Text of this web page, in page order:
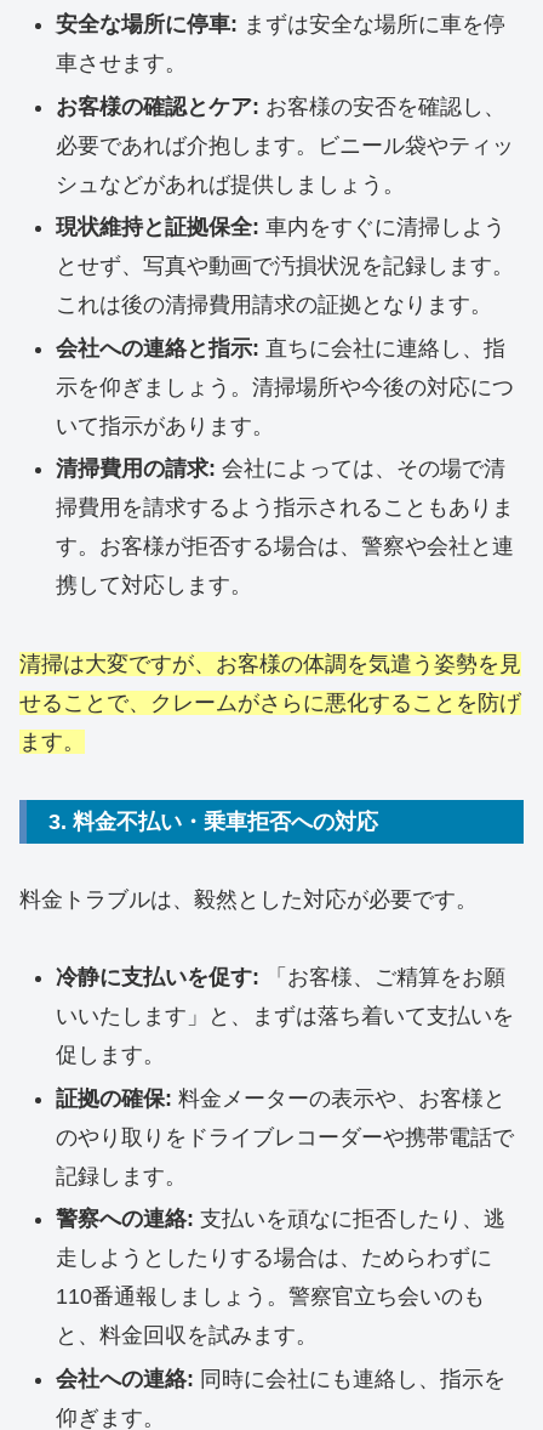
安全な場所に停車: まずは安全な場所に車を停
車させます。
お客様の確認とケア: お客様の安否を確認し、
必要であれば介抱します。ビニール袋やティッ
シュなどがあれば提供しましょう。
現状維持と証拠保全: 車内をすぐに清掃しよう
とせず、写真や動画で汚損状況を記録します。
これは後の清掃費用請求の証拠となります。
会社への連絡と指示: 直ちに会社に連絡し、指
示を仰ぎましょう。清掃場所や今後の対応につ
いて指示があります。
清掃費用の請求: 会社によっては、その場で清
掃費用を請求するよう指示されることもありま
す。お客様が拒否する場合は、警察や会社と連
携して対応します。
清掃は大変ですが、お客様の体調を気遣う姿勢を見
せることで、クレームがさらに悪化することを防げ
ます。
3. 料金不払い・乗車拒否への対応
料金トラブルは、毅然とした対応が必要です。
冷静に支払いを促す: 「お客様、ご精算をお願
いいたします」と、まずは落ち着いて支払いを
促します。
証拠の確保: 料金メーターの表示や、お客様と
のやり取りをドライブレコーダーや携帯電話で
記録します。
警察への連絡: 支払いを頑なに拒否したり、逃
走しようとしたりする場合は、ためらわずに
110番通報しましょう。警察官立ち会いのも
と、料金回収を試みます。
会社への連絡: 同時に会社にも連絡し、指示を
仰ぎます。